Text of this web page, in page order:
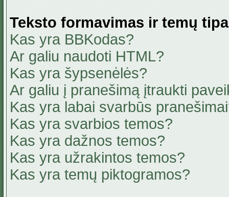
Teksto formavimas ir temų
Kas yra BBKodas?
Ar galiu naudoti HTML?
Kas yra šypsenėlės?
Ar galiu į pranešimą įtraukti
Kas yra labai svarbūs
Kas yra svarbios temos?
Kas yra dažnos temos?
Kas yra užrakintos temos?
Kas yra temų piktogramos?